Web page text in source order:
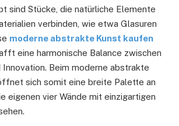
sind Stücke, die natürliche Elemente
verbinden, wie etwa Glasuren
moderne abstrakte Kunst kaufen
eine harmonische Balance zwischen
Beim moderne abstrakte
sich somit eine breite Palette an
eigenen vier Wände mit einzigartigen